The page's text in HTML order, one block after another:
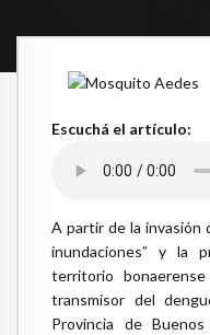
Escuchá el artículo:
A partir de la invasión
inundaciones” y la
territorio
transmisor del
Provincia de